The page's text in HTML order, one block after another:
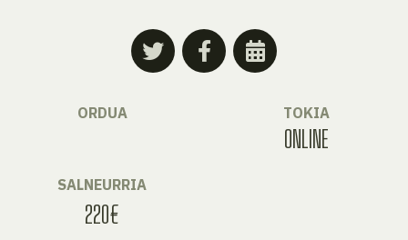
ORDUA TOKIA
ONLINE
SALNEURRIA
220€